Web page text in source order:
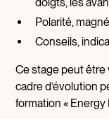
Polarité,
Conseils,
Ce stage peut être
cadre d’évolution
formation « Energy